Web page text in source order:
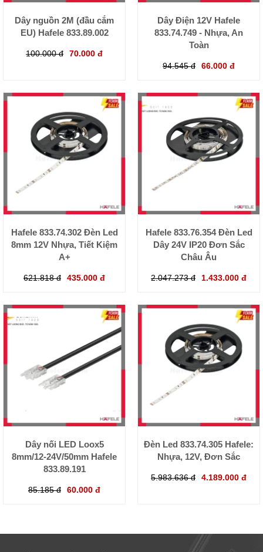
Dây nguồn 2M (đầu cắm
EU) Hafele 833.89.002
100.000 đ 70.000 đ
Dây Điện 12V Hafele
833.74.749 - Nhựa, An
Toàn
94.545 đ 66.000 đ
Hafele 833.74.302 Đèn Led
8mm 12V Nhựa, Tiết Kiệm
A+
621.818 đ 435.000 đ
Hafele 833.76.354 Đèn Led
Dây 24V IP20 Đơn Sắc
Châu Âu
2.047.273 đ 1.433.000 đ
Dây nối LED Loox5
8mm/12-24V/50mm Hafele
833.89.191
85.185 đ 60.000 đ
Đèn Led 833.74.305 Hafele:
Nhựa, 12V, Đơn Sắc
5.983.636 đ 4.189.000 đ